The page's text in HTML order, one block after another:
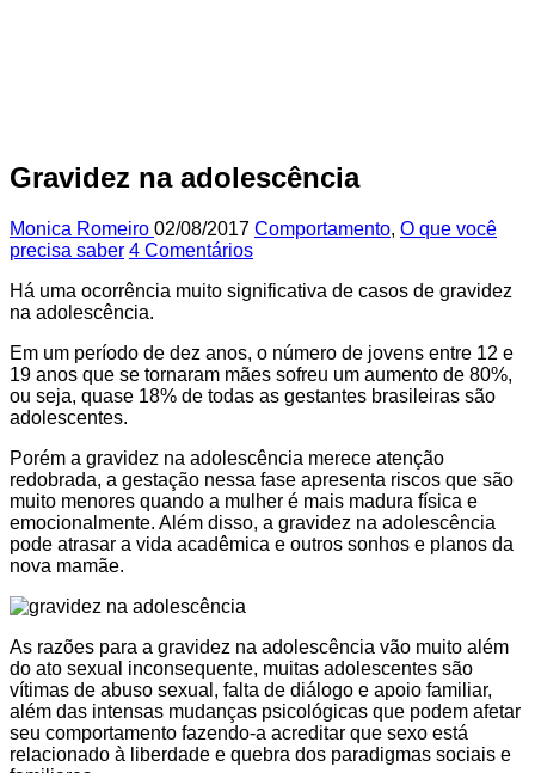
Gravidez na adolescência
Monica Romeiro 02/08/2017 Comportamento, O que você
precisa saber 4 Comentários
Há uma ocorrência muito significativa de casos de gravidez
na adolescência.
Em um período de dez anos, o número de jovens entre 12 e
19 anos que se tornaram mães sofreu um aumento de 80%,
ou seja, quase 18% de todas as gestantes brasileiras são
adolescentes.
Porém a gravidez na adolescência merece atenção
redobrada, a gestação nessa fase apresenta riscos que são
muito menores quando a mulher é mais madura física e
emocionalmente. Além disso, a gravidez na adolescência
pode atrasar a vida acadêmica e outros sonhos e planos da
nova mamãe.
As razões para a gravidez na adolescência vão muito além
do ato sexual inconsequente, muitas adolescentes são
vítimas de abuso sexual, falta de diálogo e apoio familiar,
além das intensas mudanças psicológicas que podem afetar
seu comportamento fazendo-a acreditar que sexo está
relacionado à liberdade e quebra dos paradigmas sociais e